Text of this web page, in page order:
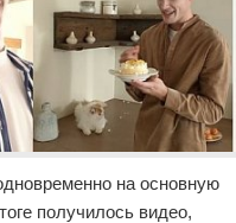
на основную
получилось видео,